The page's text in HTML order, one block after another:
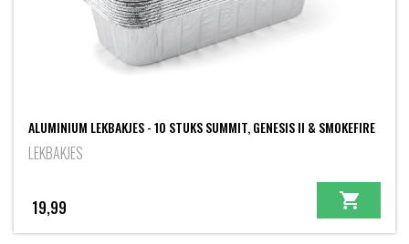
ALUMINIUM LEKBAKJES - 10 STUKS SUMMIT, GENESIS II & SMOKEFIRE
LEKBAKJES
19,99